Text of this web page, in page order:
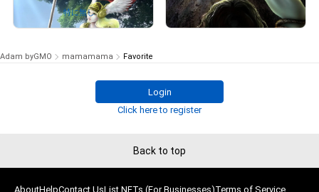
Owned by特に無し ¥6,000 ($38.02
Adam byGMO mamamama Favorite
Login
Click here to register
Back to top
AboutHelpContact UsList NFTs (For Businesses)Terms of Service